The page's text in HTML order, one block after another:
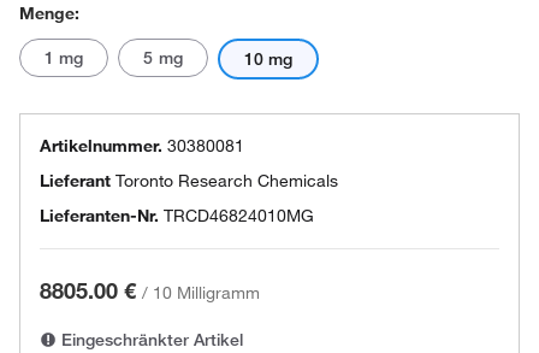
Menge:
1 mg 5 mg 10 mg
Artikelnummer. 30380081
Lieferant Toronto Research Chemicals
Lieferanten-Nr. TRCD46824010MG
8805.00 € / 10 Milligramm
Eingeschränkter Artikel